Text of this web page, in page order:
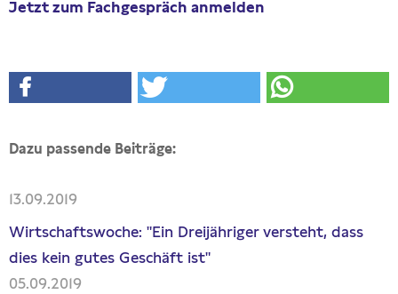
Jetzt zum Fachgespräch anmelden
Dazu passende Beiträge:
13.09.2019
Wirtschaftswoche: "Ein Dreijähriger versteht, dass
dies kein gutes Geschäft ist"
05.09.2019